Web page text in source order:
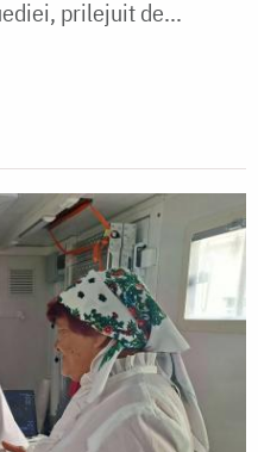
prilejuit de...